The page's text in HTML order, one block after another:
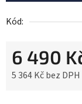
Kód:
6 490
5 364 Kč bez DPH